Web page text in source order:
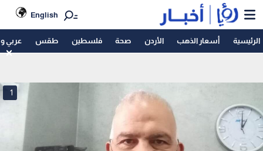
English
الرئيسية أسعار الذهب الأردن صحة فلسطين طقس عربي
1